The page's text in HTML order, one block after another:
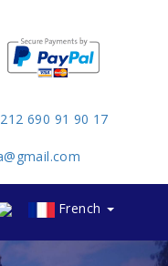
690 91 90 17
French